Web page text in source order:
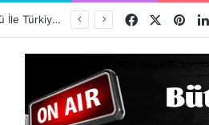
Kırşehir Kültürü İle Türkiyeye Ders Veriyor Kırıkkale İse Hala Seyrediyor !!! Facebook